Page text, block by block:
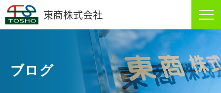
東商株式会社
ブログ